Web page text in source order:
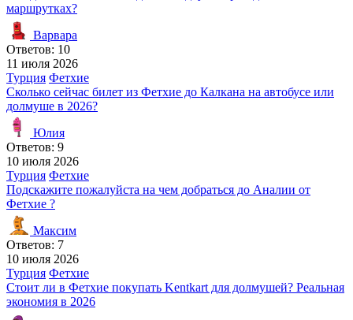
маршрутках?
Варвара
Ответов: 10
11 июля 2026
Турция Фетхие
Сколько сейчас билет из Фетхие до Калкана на автобусе или
долмуше в 2026?
Юлия
Ответов: 9
10 июля 2026
Турция Фетхие
Подскажите пожалуйста на чем добраться до Аналии от
Фетхие ?
Максим
Ответов: 7
10 июля 2026
Турция Фетхие
Стоит ли в Фетхие покупать Kentkart для долмушей? Реальная
экономия в 2026